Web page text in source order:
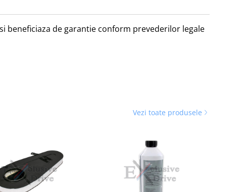
beneficiaza de garantie conform prevederilor legale
Vezi toate produsele